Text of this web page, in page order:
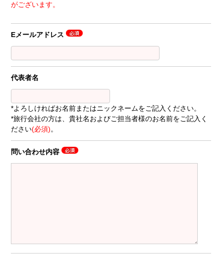
がございます。
Eメールアドレス
代表者名
*よろしければお名前またはニックネームをご記入ください。
*旅行会社の方は、貴社名およびご担当者様のお名前をご記入く
ださい(必須)。
問い合わせ内容